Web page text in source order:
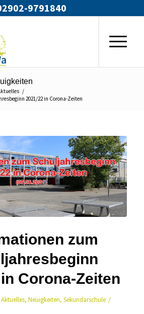
9791840
/
2021/22 in Corona-Zeiten
zum
Corona-Zeiten
Aktuelles,Neuigkeiten,Sekundarschule /